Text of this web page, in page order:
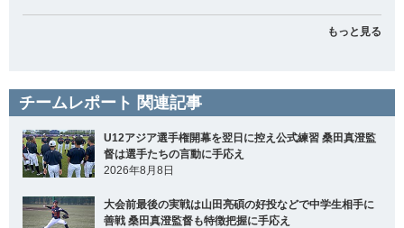
もっと見る
チームレポート 関連記事
U12アジア選手権開幕を翌日に控え公式練習 桑田真澄監
督は選手たちの言動に手応え
2026年8月8日
大会前最後の実戦は山田亮碩の好投などで中学生相手に
善戦 桑田真澄監督も特徴把握に手応え